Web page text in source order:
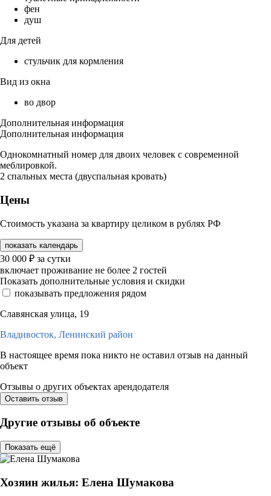
фен
душ
Для детей
стульчик для кормления
Вид из окна
во двор
Дополнительная информация
Дополнительная информация
Однокомнатный номер для двоих человек с современной
меблировкой.
2 спальных места (двуспальная кровать)
Цены
Стоимость указана за квартиру целиком в рублях РФ
показать календарь
30 000 ₽ за сутки
включает проживание не более 2 гостей
Показать дополнительные условия и скидки
показывать предложения рядом
Славянская улица, 19
Владивосток, Ленинский район
В настоящее время пока никто не оставил отзыв на данный
объект
Отзывы о других объектах арендодателя
Оставить отзыв
Другие отзывы об объекте
Показать ещё
Хозяин жилья: Елена Шумакова